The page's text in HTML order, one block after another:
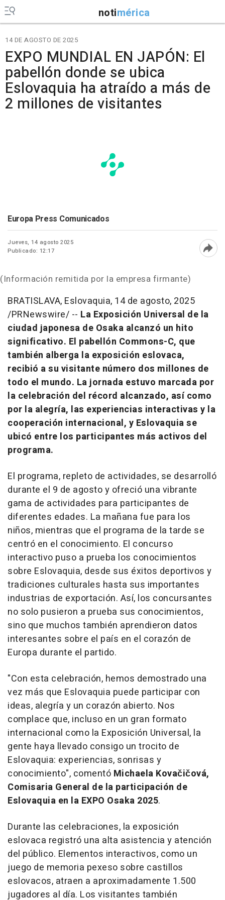
notimérica
14 DE AGOSTO DE 2025
EXPO MUNDIAL EN JAPÓN: El
pabellón donde se ubica
Eslovaquia ha atraído a más de
2 millones de visitantes
Europa Press Comunicados
Jueves, 14 agosto 2025
Publicado: 12:17
(Información remitida por la empresa firmante)
BRATISLAVA, Eslovaquia, 14 de agosto, 2025
/PRNewswire/ -- La Exposición Universal de la
ciudad japonesa de Osaka alcanzó un hito
significativo. El pabellón Commons-C, que
también alberga la exposición eslovaca,
recibió a su visitante número dos millones de
todo el mundo. La jornada estuvo marcada por
la celebración del récord alcanzado, así como
por la alegría, las experiencias interactivas y la
cooperación internacional, y Eslovaquia se
ubicó entre los participantes más activos del
programa.
El programa, repleto de actividades, se desarrolló
durante el 9 de agosto y ofreció una vibrante
gama de actividades para participantes de
diferentes edades. La mañana fue para los
niños, mientras que el programa de la tarde se
centró en el conocimiento. El concurso
interactivo puso a prueba los conocimientos
sobre Eslovaquia, desde sus éxitos deportivos y
tradiciones culturales hasta sus importantes
industrias de exportación. Así, los concursantes
no solo pusieron a prueba sus conocimientos,
sino que muchos también aprendieron datos
interesantes sobre el país en el corazón de
Europa durante el partido.
"Con esta celebración, hemos demostrado una
vez más que Eslovaquia puede participar con
ideas, alegría y un corazón abierto. Nos
complace que, incluso en un gran formato
internacional como la Exposición Universal, la
gente haya llevado consigo un trocito de
Eslovaquia: experiencias, sonrisas y
conocimiento", comentó Michaela Kovačičová,
Comisaria General de la participación de
Eslovaquia en la EXPO Osaka 2025.
Durante las celebraciones, la exposición
eslovaca registró una alta asistencia y atención
del público. Elementos interactivos, como un
juego de memoria pexeso sobre castillos
eslovacos, atraen a aproximadamente 1.500
jugadores al día. Los visitantes también